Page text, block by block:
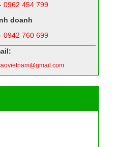
0962 454 799
doanh
0942 760 699